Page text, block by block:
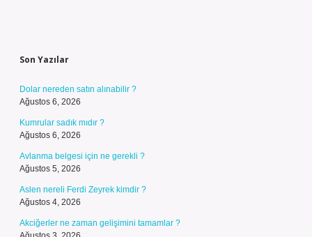
Son Yazılar
Dolar nereden satın alınabilir ?
Ağustos 6, 2026
Kumrular sadık mıdır ?
Ağustos 6, 2026
Avlanma belgesi için ne gerekli ?
Ağustos 5, 2026
Aslen nereli Ferdi Zeyrek kimdir ?
Ağustos 4, 2026
Akciğerler ne zaman gelişimini tamamlar ?